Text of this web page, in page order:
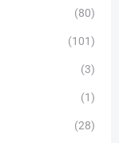
(80)
(101)
(3)
(1)
(28)